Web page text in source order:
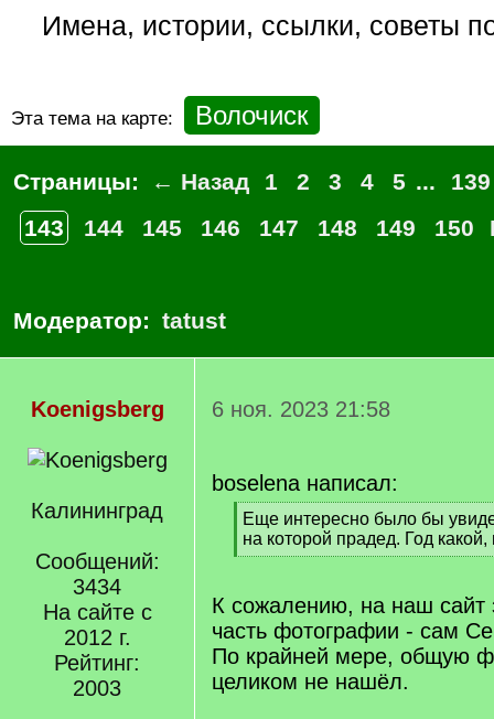
имена, истории, ссылки, советы
Эта тема на карте: Волочиск
Страницы: ← Назад 1 2 3 4 5 ...
139
143
144 145 146 147 148 149 150
Модератор: tatust
Koenigsberg
Калининград
Сообщений:
3434
На сайте с
2012 г.
Рейтинг:
2003
6 ноя. 2023 21:58
boselena написал:
[
q
]
Еще интересно было бы
на которой прадед. Год какой,
[
q
]
К сожалению, на наш сайт
часть фотографии - сам
По крайней мере, общую
целиком не нашёл.